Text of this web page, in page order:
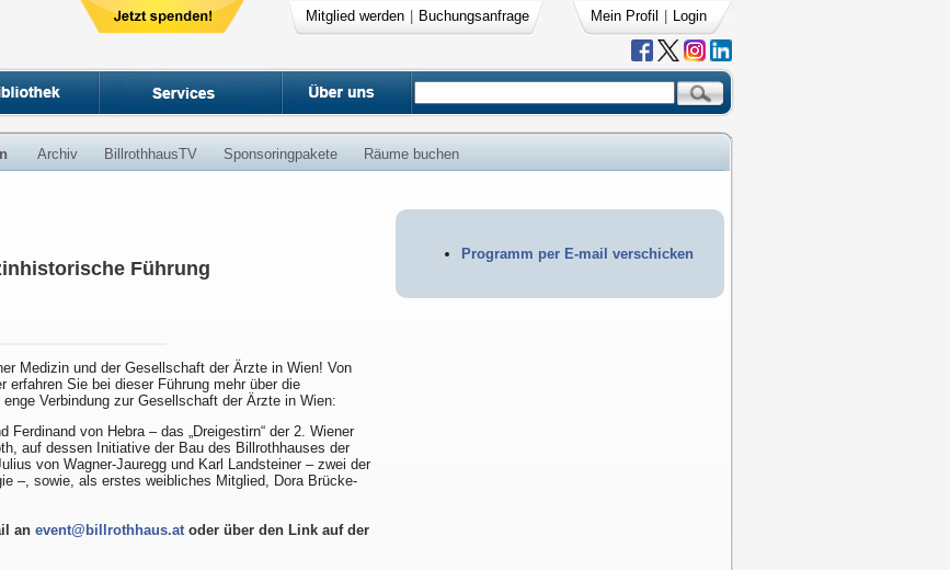
Mitglied werden Buchungsanfrage Mein Profil Login
Archiv BillrothhausTV Sponsoringpakete Räume buchen
Programm per E-mail verschicken
Führung
Medizin und der Gesellschaft der Ärzte in Wien! Von
erfahren Sie bei dieser Führung mehr über die
Verbindung zur Gesellschaft der Ärzte in Wien:
von Hebra – das „Dreigestirn“ der 2. Wiener
auf dessen Initiative der Bau des Billrothhauses der
von Wagner-Jauregg und Karl Landsteiner – zwei der
–, sowie, als erstes weibliches Mitglied, Dora Brücke-
an event@billrothhaus.atoder über den Link auf der